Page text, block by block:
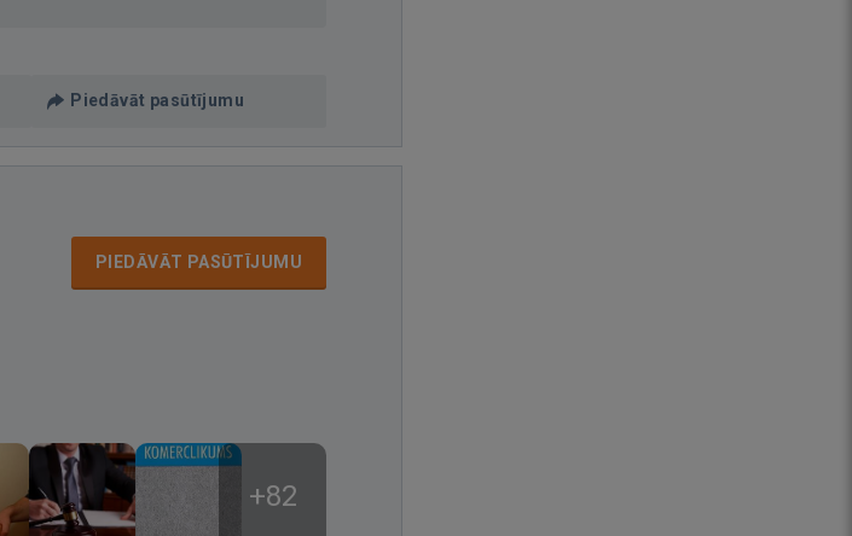
Piedāvāt pasūtījumu
PIEDĀVĀT PASŪTĪJUMU
+82